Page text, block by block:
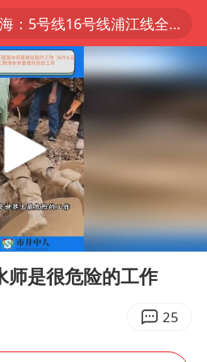
上海：5号线16号线浦江线全线停运
上半年我国经营主体结构持续优化
有出现龙卷潜势
上海全域长途客运班次全部停运
豚10级风圈
荆斩棘2026》阵容官宣
迪无缘横滨赛决赛
暴雨红色预警
00:54
师是很危险的工作
25